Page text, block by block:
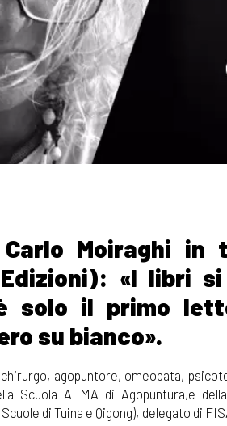
Moiraghi
«I libri
solo il primo
su bianco».
agopuntore, omeopata,
Scuola ALMA di Agopuntura,e
di Tuina e Qigong), delegato di